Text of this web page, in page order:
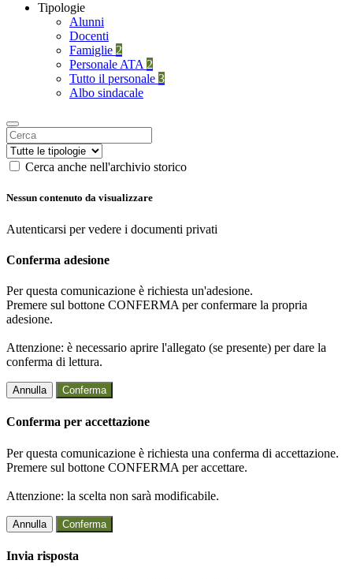
Tipologie
Alunni
Docenti
Famiglie 2
Personale ATA 2
Tutto il personale 3
Albo sindacale
Cerca anche nell'archivio storico
Nessun contenuto da visualizzare
Autenticarsi per vedere i documenti privati
Conferma adesione
Per questa comunicazione è richiesta un'adesione.
Premere sul bottone CONFERMA per confermare la propria
adesione.
Attenzione: è necessario aprire l'allegato (se presente) per dare la
conferma di lettura.
Annulla Conferma
Conferma per accettazione
Per questa comunicazione è richiesta una conferma di accettazione.
Premere sul bottone CONFERMA per accettare.
Attenzione: la scelta non sarà modificabile.
Annulla Conferma
Invia risposta